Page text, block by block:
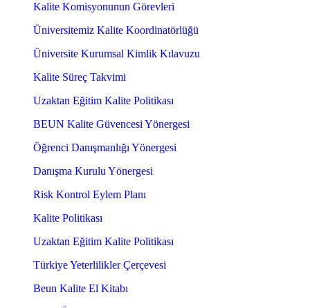
Kalite Komisyonunun Görevleri
Üniversitemiz Kalite Koordinatörlüğü
Üniversite Kurumsal Kimlik Kılavuzu
Kalite Süreç Takvimi
Uzaktan Eğitim Kalite Politikası
BEUN Kalite Güvencesi Yönergesi
Öğrenci Danışmanlığı Yönergesi
Danışma Kurulu Yönergesi
Risk Kontrol Eylem Planı
Kalite Politikası
Uzaktan Eğitim Kalite Politikası
Türkiye Yeterlilikler Çerçevesi
Beun Kalite El Kitabı